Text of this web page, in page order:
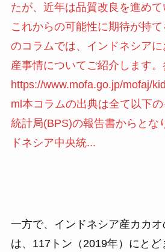
たが、近年は品質改良を進めて
これからの可能性に期待が持
のコラムでは、インドネシア
産事情についてご紹介します。
https://www.mofa.go.jp/mofaj/
ml本コラムの出典は全て以下
統計局(BPS)の報告書からとな
ドネシア中央統...
一方で、インドネシア産カカ
は、117トン（2019年）にとど